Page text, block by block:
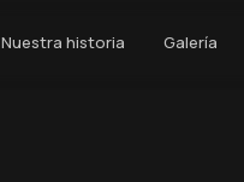
Nuestra historia Galería